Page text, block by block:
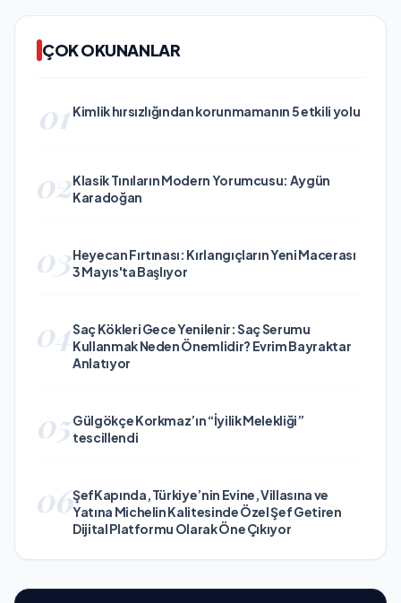
ÇOK OKUNANLAR
01 Kimlik hırsızlığından korunmamanın 5 etkili yolu
02Klasik Tınıların Modern Yorumcusu: Aygün
Karadoğan
03Heyecan Fırtınası: Kırlangıçların Yeni Macerası
3 Mayıs'ta Başlıyor
04Saç Kökleri Gece Yenilenir: Saç Serumu
Kullanmak Neden Önemlidir? Evrim Bayraktar
Anlatıyor
05Gülgökçe Korkmaz’ın “İyilik Melekliği”
tescillendi
06ŞefKapında, Türkiye’nin Evine, Villasına ve
Yatına Michelin Kalitesinde Özel Şef Getiren
Dijital Platformu Olarak Öne Çıkıyor